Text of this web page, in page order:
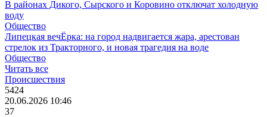
В районах Дикого, Сырского и Коровино отключат холодную
воду
Общество
Липецкая вечЁрка: на город надвигается жара, арестован
стрелок из Тракторного, и новая трагедия на воде
Общество
Читать все
Происшествия
5424
20.06.2026 10:46
37